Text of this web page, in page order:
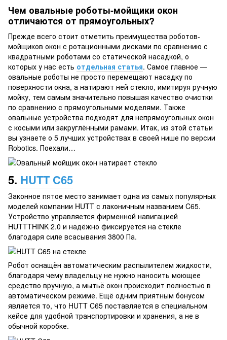
Чем овальные роботы-мойщики окон
отличаются от прямоугольных?
Прежде всего стоит отметить преимущества роботов-
мойщиков окон с ротационными дисками по сравнению с
квадратными роботами со статической насадкой, о
которых у нас есть отдельная статья. Самое главное —
овальные роботы не просто перемещают насадку по
поверхности окна, а натирают ней стекло, имитируя ручную
мойку, тем самым значительно повышая качество очистки
по сравнению с прямоугольными моделями. Также
овальные устройства подходят для непрямоугольных окон
с косыми или закруглёнными рамами. Итак, из этой статьи
вы узнаете о 5 лучших устройствах в своей нише по версии
Robotics. Поехали…
5. HUTT C65
Законное пятое место занимает одна из самых популярных
моделей компании HUTT с лаконичным названием C65.
Устройство управляется фирменной навигацией
HUTTTHINK 2.0 и надёжно фиксируется на стекле
благодаря силе всасывания 3800 Па.
Робот оснащён автоматическим распылителем жидкости,
благодаря чему владельцу не нужно наносить моющее
средство вручную, а мытьё окон происходит полностью в
автоматическом режиме. Ещё одним приятным бонусом
является то, что HUTT C65 поставляется в специальном
кейсе для удобной транспортировки и хранения, а не в
обычной коробке.